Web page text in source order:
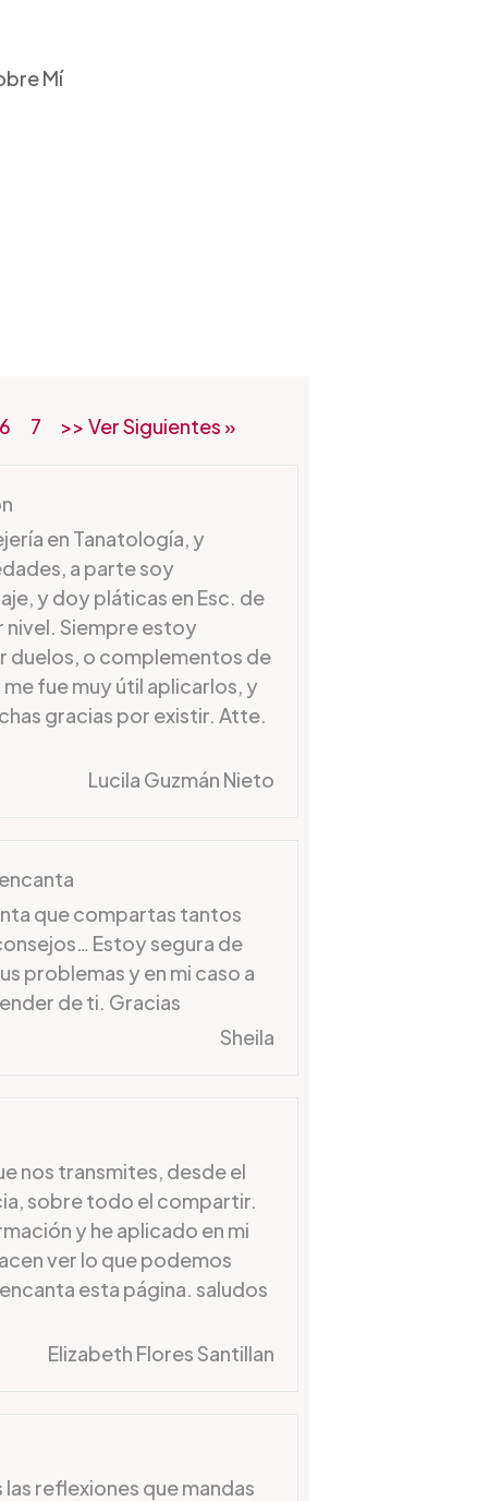
Mí
6 7 >> Ver Siguientes »
en Tanatología, y
a parte soy
y doy pláticas en Esc. de
nivel. Siempre estoy
duelos, o complementos de
fue muy útil aplicarlos, y
gracias por existir. Atte.
Lucila Guzmán Nieto
que compartas tantos
Estoy segura de
problemas y en mi caso a
de ti. Gracias
Sheila
nos transmites, desde el
sobre todo el compartir.
y he aplicado en mi
ver lo que podemos
esta página. saludos
Elizabeth Flores Santillan
reflexiones que mandas